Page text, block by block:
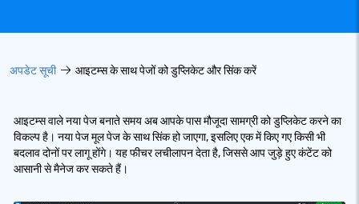
अपडेट सूची आइटम्स के साथ पेजों को डुप्लिकेट और सिंक करें
आइटम्स वाले नया पेज बनाते समय अब आपके पास मौजूदा सामग्री को डुप्लिकेट करने का
विकल्प है। नया पेज मूल पेज के साथ सिंक हो जाएगा, इसलिए एक में किए गए किसी भी
बदलाव दोनों पर लागू होंगे। यह फीचर लचीलापन देता है, जिससे आप जुड़े हुए कंटेंट को
आसानी से मैनेज कर सकते हैं।